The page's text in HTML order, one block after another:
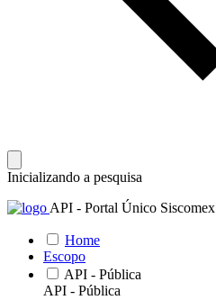
Inicializando a pesquisa
API - Portal Único Siscomex
Home
Escopo
API - Pública
API - Pública